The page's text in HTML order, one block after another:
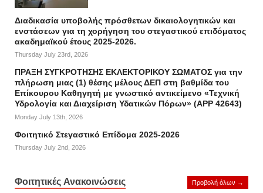
Διαδικασία υποβολής πρόσθετων δικαιολογητικών και
ενστάσεων για τη χορήγηση του στεγαστικού επιδόματος
ακαδημαϊκού έτους 2025-2026.
Thursday July 23rd, 2026
ΠΡΑΞΗ ΣΥΓΚΡΟΤΗΣΗΣ ΕΚΛΕΚΤΟΡΙΚΟΥ ΣΩΜΑΤΟΣ για την
πλήρωση μιας (1) θέσης μέλους ΔΕΠ στη βαθμίδα του
Επίκουρου Καθηγητή με γνωστικό αντικείμενο «Τεχνική
Υδρολογία και Διαχείριση Υδατικών Πόρων» (APP 42643)
Monday July 13th, 2026
Φοιτητικό Στεγαστικό Επίδομα 2025-2026
Thursday July 2nd, 2026
Φοιτητικές Ανακοινώσεις Προβολή όλων →